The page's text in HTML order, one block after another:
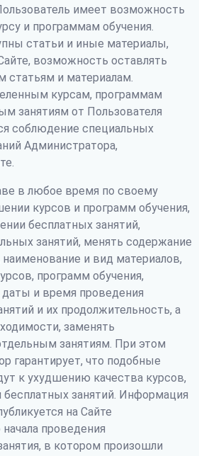
имеет возможность
и программам обучения.
статьи и иные материалы,
возможность оставлять
статьям и материалам.
курсам, программам
занятиям от Пользователя
соблюдение специальных
Администратора,
в любое время по своему
курсов и программ обучения,
бесплатных занятий,
занятий, менять содержание
наименование и вид материалов,
программ обучения,
даты и время проведения
и их продолжительность, а
заменять
занятиям. При этом
гарантирует, что подобные
к ухудшению качества курсов,
бесплатных занятий. Информация
на Сайте
проведения
в котором произошли